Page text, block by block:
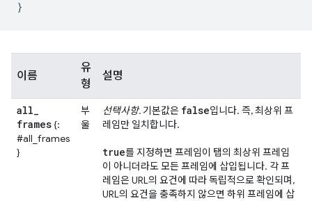
이름
유
형
설명
all_
frames{:
#all_frames
}
부
울
선택사항. 기본값은 false입니다. 즉, 최상위 프
레임만 일치합니다.
true를 지정하면 프레임이 탭의 최상위 프레임
이 아니더라도 모든 프레임에 삽입됩니다. 각 프
레임은 URL의 요건에 따라 독립적으로 확인되며,
URL의 요건을 충족하지 않으면 하위 프레임에 삽